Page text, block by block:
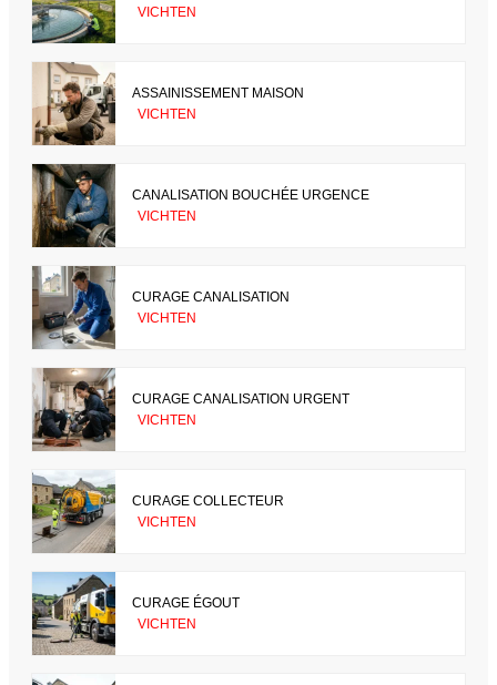
VICHTEN
ASSAINISSEMENT MAISON
VICHTEN
CANALISATION BOUCHÉE URGENCE
VICHTEN
CURAGE CANALISATION
VICHTEN
CURAGE CANALISATION URGENT
VICHTEN
CURAGE COLLECTEUR
VICHTEN
CURAGE ÉGOUT
VICHTEN